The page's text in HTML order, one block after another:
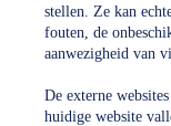
stellen. Ze kan
fouten, de
aanwezigheid van
De externe
huidige website